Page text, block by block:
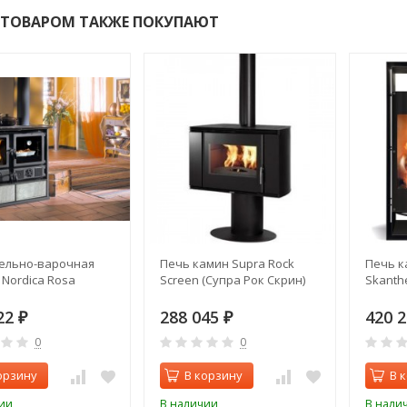
ТАКЖЕ ПОКУПАЮТ
варочная
Rosa
₽
0
Печь камин Supra Rock
Screen (Супра Рок Скрин)
288 045 ₽
0
В корзину
В наличии
Печь
420
В
В